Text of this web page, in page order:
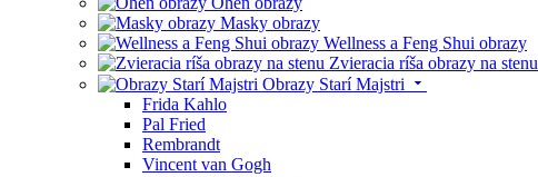
Masky obrazy
Wellness a Feng Shui obrazy
Zvieracia ríša obrazy na stenu
Obrazy Starí Majstri
Frida Kahlo
Pal Fried
Rembrandt
Vincent van Gogh